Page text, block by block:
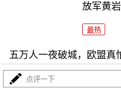
放军黄
最热
五万人一夜破城，欧盟真
点评一下